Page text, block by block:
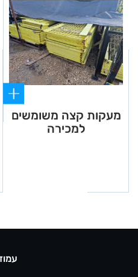
מעקות קצה משומשים
למכירה